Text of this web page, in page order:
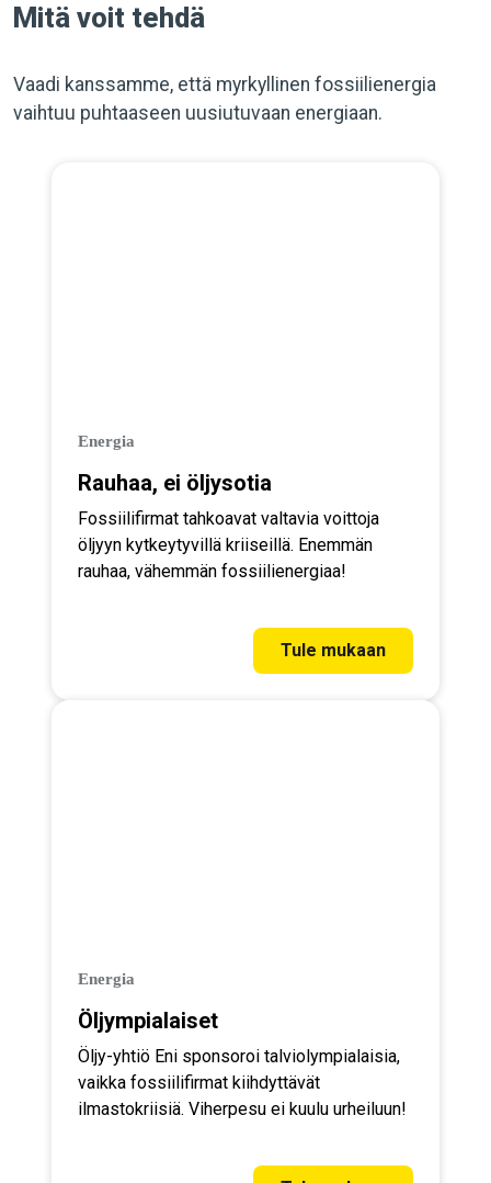
Mitä voit tehdä
Vaadi kanssamme, että myrkyllinen fossiilienergia
vaihtuu puhtaaseen uusiutuvaan energiaan.
Energia
Rauhaa, ei öljysotia
Fossiilifirmat tahkoavat valtavia voittoja
öljyyn kytkeytyvillä kriiseillä. Enemmän
rauhaa, vähemmän fossiilienergiaa!
Tule mukaan
Energia
Öljympialaiset
Öljy-yhtiö Eni sponsoroi talviolympialaisia,
vaikka fossiilifirmat kiihdyttävät
ilmastokriisiä. Viherpesu ei kuulu urheiluun!